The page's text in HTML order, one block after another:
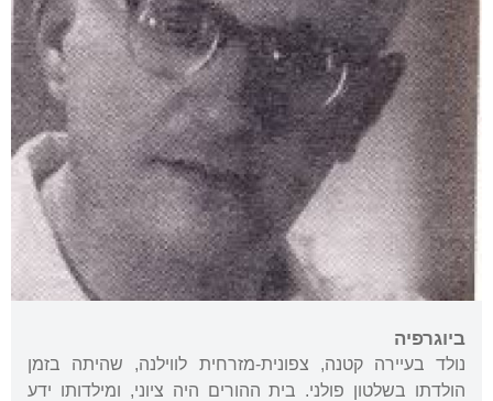
ביוגרפיה
נולד בעיירה קטנה, צפונית-מזרחית לווילנה, שהיתה בזמן
הולדתו בשלטון פולני. בית ההורים היה ציוני, ומילדותו ידע